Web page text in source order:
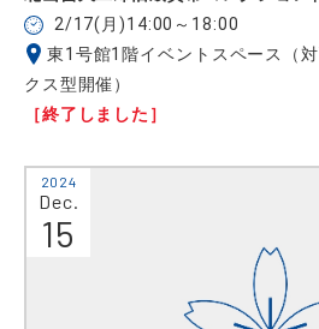
2/17(月)14:00～18:00
東1号館1階イベントスペース（
クス型開催）
［終了しました］
2024
Dec.
15